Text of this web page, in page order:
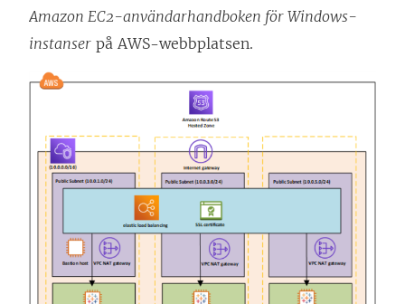
L
n
ö
p
a
Amazon EC2-användarhandboken för Windows-
instanser på AWS-webbplatsen.